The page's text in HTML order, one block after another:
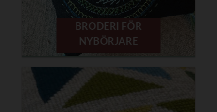
BRODERI FÖR
NYBÖRJARE